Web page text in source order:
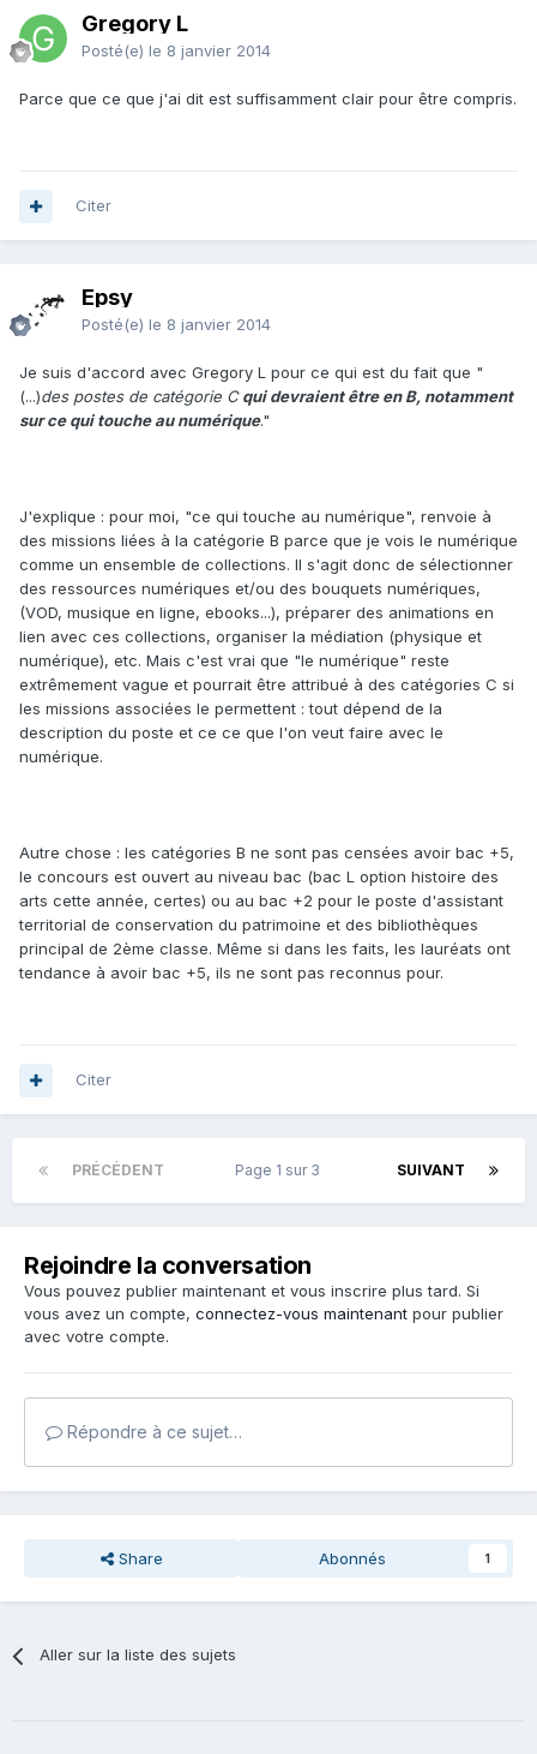
Gregory L
Posté(e) le 8 janvier 2014
Parce que ce que j'ai dit est suffisamment clair pour être compris.
Citer
Epsy
Posté(e) le 8 janvier 2014
Je suis d'accord avec Gregory L pour ce qui est du fait que "
(...)des postes de catégorie Cqui devraient être en B, notamment
sur ce qui touche au numérique."
J'explique : pour moi, "ce qui touche au numérique", renvoie à
des missions liées à la catégorie B parce que je vois le numérique
comme un ensemble de collections. Il s'agit donc de sélectionner
des ressources numériques et/ou des bouquets numériques,
(VOD, musique en ligne, ebooks...), préparer des animations en
lien avec ces collections, organiser la médiation (physique et
numérique), etc. Mais c'est vrai que "le numérique" reste
extrêmement vague et pourrait être attribué à des catégories C si
les missions associées le permettent : tout dépend de la
description du poste et ce ce que l'on veut faire avec le
numérique.
Autre chose : les catégories B ne sont pas censées avoir bac +5,
le concours est ouvert au niveau bac (bac L option histoire des
arts cette année, certes) ou au bac +2 pour le poste d'assistant
territorial de conservation du patrimoine et des bibliothèques
principal de 2ème classe. Même si dans les faits, les lauréats ont
tendance à avoir bac +5, ils ne sont pas reconnus pour.
Citer
PRÉCÉDENT SUIVANT
Page 1 sur 3
Rejoindre la conversation
Vous pouvez publier maintenant et vous inscrire plus tard. Si
vous avez un compte, connectez-vous maintenant pour publier
avec votre compte.
Répondre à ce sujet…
Share Abonnés 1
Aller sur la liste des sujets